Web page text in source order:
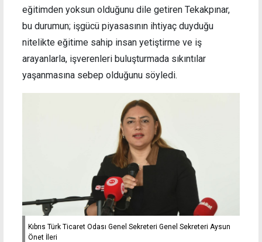
eğitimden yoksun olduğunu dile getiren Tekakpınar,
bu durumun; işgücü piyasasının ihtiyaç duyduğu
nitelikte eğitime sahip insan yetiştirme ve iş
arayanlarla, işverenleri buluşturmada sıkıntılar
yaşanmasına sebep olduğunu söyledi.
Kıbrıs Türk Ticaret Odası Genel Sekreteri Genel Sekreteri Aysun
Önet İleri